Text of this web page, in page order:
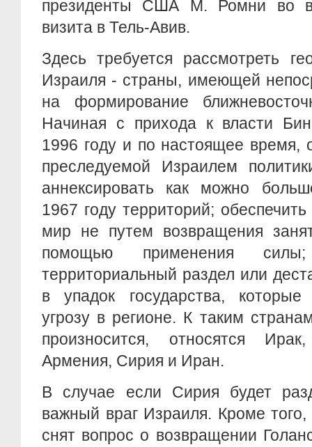
президенты США М. Ромни во
визита в Тель-Авив.
Здесь требуется рассмотреть
Израиля - страны, имеющей
на формирование
Начиная с прихода к власти
1996 году и по настоящее
преследуемой Израилем
аннексировать как можно
1967 году территорий;
мир не путем возвращения
помощью применения
территориальный раздел или
в упадок государства, которые
угрозу в регионе. К таким
произносится, относятся
Армения, Сирия и Иран.
В случае если Сирия будет
важный враг Израиля. Кроме того,
снят вопрос о возвращении